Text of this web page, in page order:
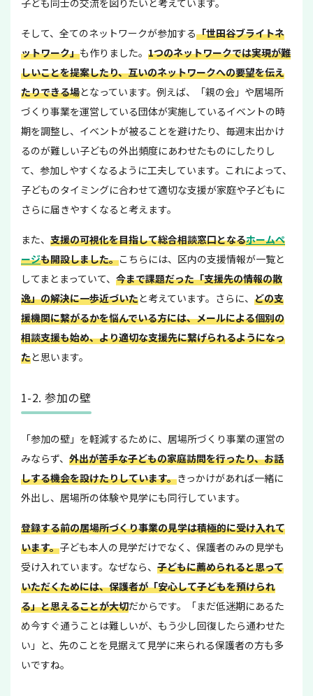
子ども同士の交流を図りたいと考えています。
そして、全てのネットワークが参加する「世田谷ブライトネ
ットワーク」も作りました。 1つのネットワークでは実現が難
しいことを提案したり、互いのネットワークへの要望を伝え
たりできる場となっています。例えば、「親の会」や居場所
づくり事業を運営している団体が実施しているイベントの時
期を調整し、イベントが被ることを避けたり、毎週末出かけ
るのが難しい子どもの外出頻度にあわせたものにしたりし
て、参加しやすくなるように工夫しています。これによって、
子どものタイミングに合わせて適切な支援が家庭や子どもに
さらに届きやすくなると考えます。
また、 支援の可視化を目指して総合相談窓口となるホームペ
ージも開設しました。こちらには、区内の支援情報が一覧と
してまとまっていて、 今まで課題だった「支援先の情報の散
逸」の解決に一歩近づいたと考えています。さらに、 どの支
援機関に繋がるかを悩んでいる方には、メールによる個別の
相談支援も始め、より適切な支援先に繋げられるようになっ
たと思います。
1-2. 参加の壁
「参加の壁」を軽減するために、居場所づくり事業の運営の
みならず、 外出が苦手な子どもの家庭訪問を行ったり、お話
しする機会を設けたりしています。きっかけがあれば一緒に
外出し、居場所の体験や見学にも同行しています。
登録する前の居場所づくり事業の見学は積極的に受け入れて
います。子ども本人の見学だけでなく、保護者のみの見学も
受け入れています。なぜなら、 子どもに薦められると思って
いただくためには、保護者が「安心して子どもを預けられ
る」と思えることが大切だからです。「まだ低迷期にあるた
め今すぐ通うことは難しいが、もう少し回復したら通わせた
い」と、先のことを見据えて見学に来られる保護者の方も多
いですね。